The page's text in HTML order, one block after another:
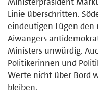
Linie überschritten.
eindeutigen Lügen
Aiwangers
Ministers unwürdig.
Politikerinnen und
Werte nicht über Bord
bleiben.